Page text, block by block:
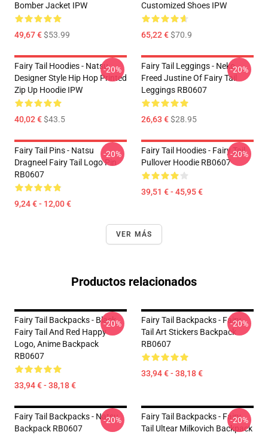
Bomber Jacket IPW
49,67 €$53.99
Customized Shoes IPW
65,22 €$70.9
Fairy Tail Hoodies - Natsu
Designer Style Hip Hop Printed
Zip Up Hoodie IPW
40,02 €$43.5
-20%
Fairy Tail Leggings - Neko
Freed Justine Of Fairy Tail
Leggings RB0607
26,63 €$28.95
-20%
Fairy Tail Pins - Natsu
Dragneel Fairy Tail Logo Pin
RB0607
9,24 € - 12,00 €
-20%
Fairy Tail Hoodies - Fairy Tail
Pullover Hoodie RB0607
39,51 € - 45,95 €
-20%
VER MÁS
Productos relacionados
Fairy Tail Backpacks - Black
Fairy Tail And Red Happy
Logo, Anime Backpack
RB0607
33,94 € - 38,18 €
-20%
Fairy Tail Backpacks - Fairy
Tail Art Stickers Backpack
RB0607
33,94 € - 38,18 €
-20%
Fairy Tail Backpacks - Natsu
Backpack RB0607
-20%
Fairy Tail Backpacks - Fairy
Tail Ultear Milkovich Backpack
-20%